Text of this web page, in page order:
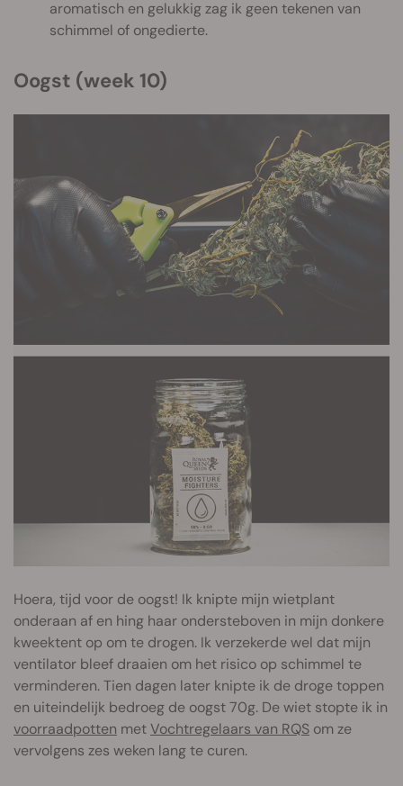
aromatisch en gelukkig zag ik geen tekenen van
schimmel of ongedierte.
Oogst (week 10)
Hoera, tijd voor de oogst! Ik knipte mijn wietplant
onderaan af en hing haar ondersteboven in mijn donkere
kweektent op om te drogen. Ik verzekerde wel dat mijn
ventilator bleef draaien om het risico op schimmel te
verminderen. Tien dagen later knipte ik de droge toppen
en uiteindelijk bedroeg de oogst 70g. De wiet stopte ik in
voorraadpotten metVochtregelaars van RQS om ze
vervolgens zes weken lang te curen.